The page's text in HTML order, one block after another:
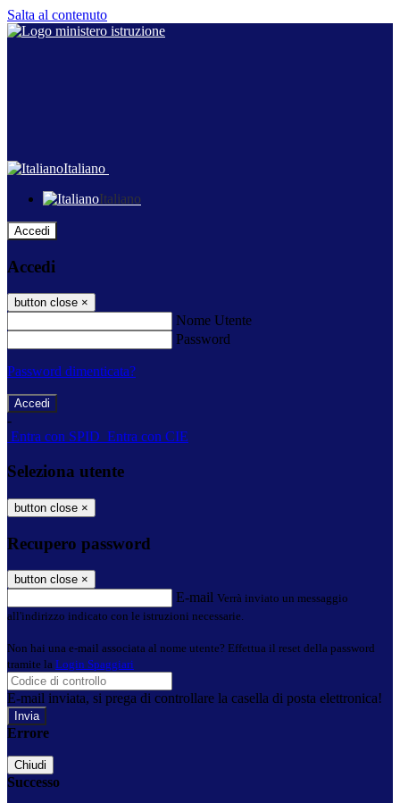
Salta al contenuto
Italiano
Italiano
Accedi
Accedi
button close ×
Nome Utente
Password
Password dimenticata?
-
Entra con SPID Entra con CIE
Seleziona utente
button close ×
Recupero password
button close ×
E-mail Verrà inviato un messaggio
all'indirizzo indicato con le istruzioni necessarie.
Non hai una e-mail associata al nome utente? Effettua il reset della password
tramite la Login Spaggiari
E-mail inviata, si prega di controllare la casella di posta elettronica!
Errore
Chiudi
Successo